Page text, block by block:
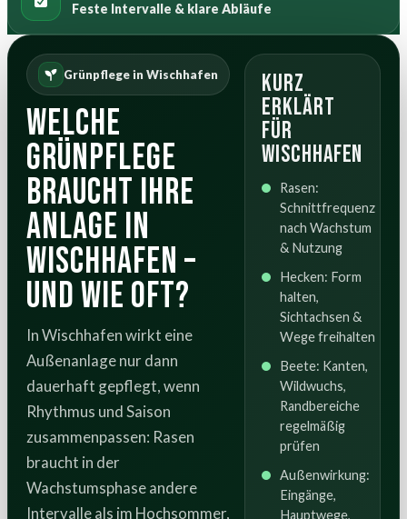
Feste Intervalle & klare Abläufe
Grünpflege in Wischhafen
Welche
Grünpflege
braucht Ihre
Anlage in
Wischhafen –
und wie oft?
In Wischhafen wirkt eine
Außenanlage nur dann
dauerhaft gepflegt, wenn
Rhythmus und Saison
zusammenpassen: Rasen
braucht in der
Wachstumsphase andere
Intervalle als im Hochsommer,
Kurz
erklärt
für
Wischhafen
Rasen:
Schnittfrequenz
nach Wachstum
& Nutzung
Hecken: Form
halten,
Sichtachsen &
Wege freihalten
Beete: Kanten,
Wildwuchs,
Randbereiche
regelmäßig
prüfen
Außenwirkung:
Eingänge,
Hauptwege,